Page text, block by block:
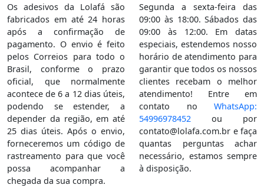
Os adesivos da Lolafá são
fabricados em até 24 horas
após a confirmação de
pagamento. O envio é feito
pelos Correios para todo o
Brasil, conforme o prazo
oficial, que normalmente
acontece de 6 a 12 dias úteis,
podendo se estender, a
depender da região, em até
25 dias úteis. Após o envio,
forneceremos um código de
rastreamento para que você
possa acompanhar a
chegada da sua compra.
Segunda a sexta-feira das
09:00 às 18:00. Sábados das
09:00 às 12:00. Em datas
especiais, estendemos nosso
horário de atendimento para
garantir que todos os nossos
clientes recebam o melhor
atendimento! Entre em
contato no WhatsApp:
54996978452 ou por
contato@lolafa.com.br e faça
quantas perguntas achar
necessário, estamos sempre
à disposição.